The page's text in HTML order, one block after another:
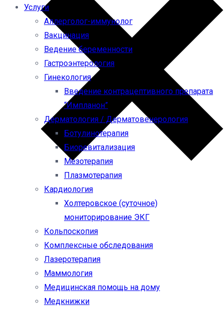
Услуги
Аллерголог-иммунолог
Вакцинация
Ведение беременности
Гастроэнтерология
Гинекология
Введение контрацептивного препарата
“Импланон”
Дерматология / Дерматовенерология
Ботулинотерапия
Биоревитализация
Мезотерапия
Плазмотерапия
Кардиология
Холтеровское (суточное)
мониторирование ЭКГ
Кольпоскопия
Комплексные обследования
Лазеротерапия
Маммология
Медицинская помощь на дому
Медкнижки